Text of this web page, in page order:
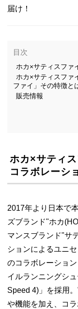
届け！
目次
ホカ×サティスファ
ホカ×サティスファ
ファイ」その特徴と
販売情報
ホカ×サティ
コラボレーシ
2017年より日本で
ズブランド"ホカ
マンスブランド"サ
ションによるユニ
のコラボレーショ
イルランニングシ
Speed 4)」を採用
や機能を加え、コ